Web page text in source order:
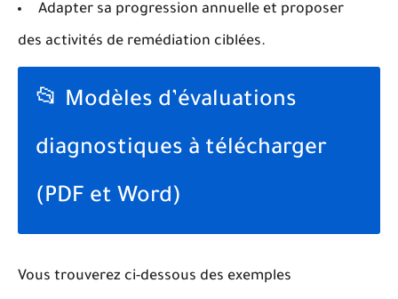
Adapter sa progression annuelle et proposer
des activités de remédiation ciblées.
📂 Modèles d’évaluations
diagnostiques à télécharger
(PDF et Word)
Vous trouverez ci-dessous des exemples